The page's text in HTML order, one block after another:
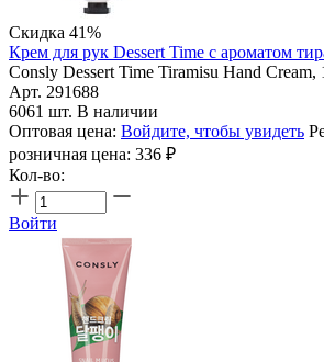
Скидка 41%
Крем для рук Dessert Time с ароматом
Consly Dessert Time Tiramisu Hand Cream,
Арт. 291688
6061 шт. В наличии
Оптовая цена: Войдите, чтобы увидеть
розничная цена: 336 ₽
Кол-во:
Войти